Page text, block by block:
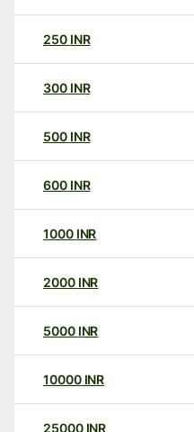
250 INR
300 INR
500 INR
600 INR
1000 INR
2000 INR
5000 INR
10000 INR
25000 INR